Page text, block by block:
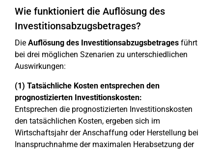
Wie funktioniert die Auflösung des
Investitionsabzugsbetrages?
Die Auflösung des Investitionsabzugsbetrages führt
bei drei möglichen Szenarien zu unterschiedlichen
Auswirkungen:
(1) Tatsächliche Kosten entsprechen den
prognostizierten Investitionskosten:
Entsprechen die prognostizierten Investitionskosten
den tatsächlichen Kosten, ergeben sich im
Wirtschaftsjahr der Anschaffung oder Herstellung bei
Inanspruchnahme der maximalen Herabsetzung der